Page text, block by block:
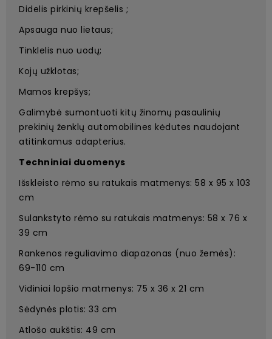
Didelis pirkinių krepšelis ;
Apsauga nuo lietaus;
Tinklelis nuo uodų;
Kojų užklotas;
Mamos krepšys;
Galimybė sumontuoti kitų žinomų pasaulinių
prekinių ženklų automobilines kėdutes naudojant
atitinkamus adapterius.
Techniniai duomenys
Išskleisto rėmo su ratukais matmenys: 58 x 95 x 103
cm
Sulankstyto rėmo su ratukais matmenys: 58 x 76 x
39 cm
Rankenos reguliavimo diapazonas (nuo žemės):
69-110 cm
Vidiniai lopšio matmenys: 75 x 36 x 21 cm
Sėdynės plotis: 33 cm
Atlošo aukštis: 49 cm